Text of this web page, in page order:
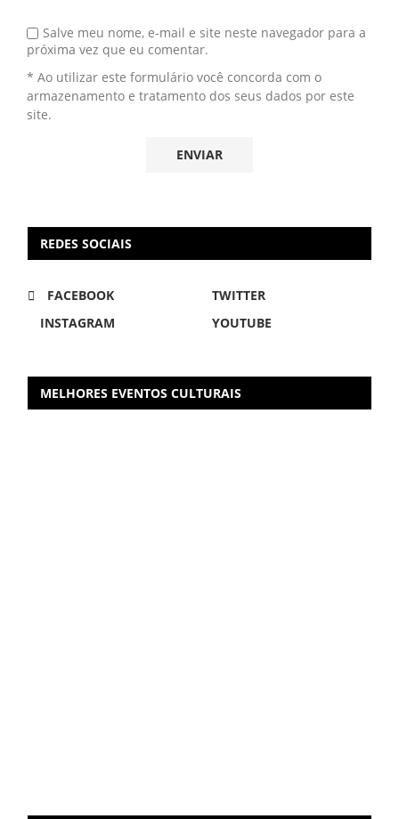
Salve meu nome, e-mail e site neste navegador para a
próxima vez que eu comentar.
* Ao utilizar este formulário você concorda com o
armazenamento e tratamento dos seus dados por este
site.
REDES SOCIAIS
FACEBOOK
TWITTER
INSTAGRAM
YOUTUBE
MELHORES EVENTOS CULTURAIS